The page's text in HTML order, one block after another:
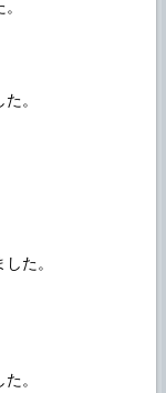
。
た。
。